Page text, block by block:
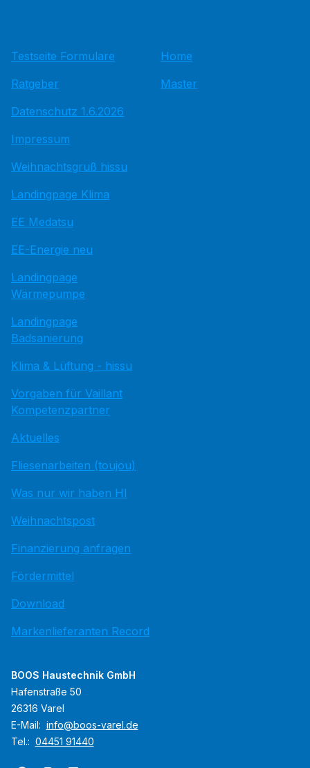
Testseite Formulare
Ratgeber
Datenschutz 1.6.2026
Impressum
Weihnachtsgruß hissu
Landingpage Klima
EE Medatsu
EE-Energie neu
Landingpage
Wärmepumpe
Landingpage
Badsanierung
Klima & Lüftung - hissu
Vorgaben für Vaillant
Kompetenzpartner
Aktuelles
Fliesenarbeiten (toujou)
Was nur wir haben HI
Weihnachtspost
Finanzierung anfragen
Fördermittel
Download
Markenlieferanten Record
Home
Master
BOOS Haustechnik GmbH
Hafenstraße 50
26316 Varel
E-Mail: info@boos-varel.de
Tel.: 04451 91440